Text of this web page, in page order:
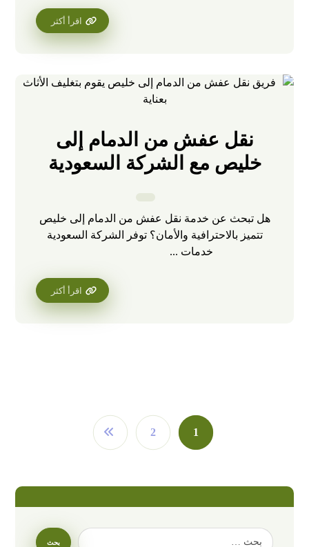
اقرأ أكثر
نقل عفش من الدمام إلى
خليص مع الشركة السعودية
هل تبحث عن خدمة نقل عفش من الدمام إلى خليص
تتميز بالاحترافية والأمان؟ توفر الشركة السعودية
خدمات ...
اقرأ أكثر
1
2